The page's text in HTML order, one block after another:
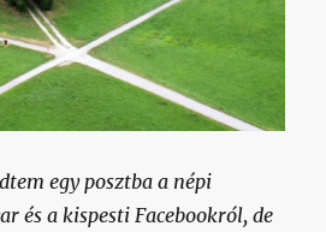
egy posztba a népi
és a kispesti Facebookról, de